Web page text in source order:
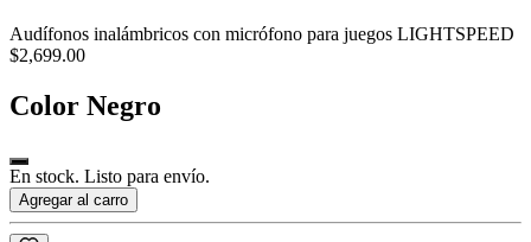
Audífonos inalámbricos con micrófono para juegos LIGHTSPEED
$2,699.00
Color Negro
En stock. Listo para envío.
Agregar al carro